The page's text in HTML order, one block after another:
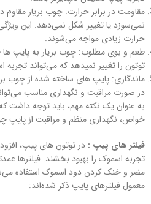
مقاومت در برابر حرارت: چوب بریار
نمی‌سوزد یا تغییر شکل نمی‌دهد. این
حرارت زیادی مواجه می‌شوند.
طعم و بوی مطلوب: چوب بریار به پایپ‌
توتون را تغییر نمیدهد که می‌تواند
ماندگاری: پایپ‌ های ساخته شده از چوب
در صورت مراقبت و نگهداری مناسب
به عنوان یک نکته مهم، باید توجه داشت که
خواص، نگهداری منظم و مراقبت از پایپ
فیلتر های پیپ : در توتون های پیپ،
تجربه اسموک را بهبود بخشند. فیلترها
مضر و خنک کردن دود اسموک استفاده
معمول فیلترهای پایپ ذکر شده‌اند: